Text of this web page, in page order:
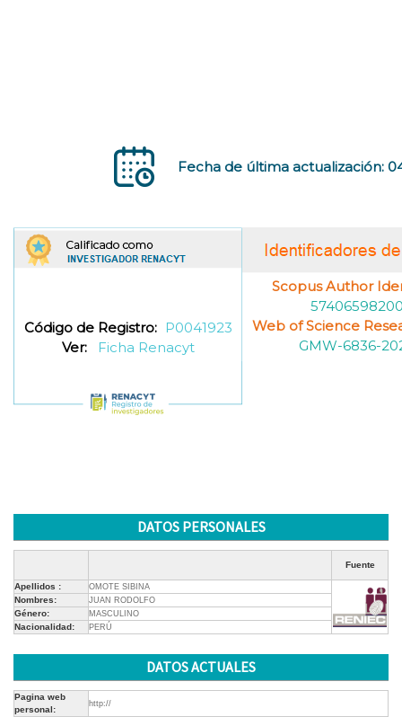
Fecha de última actualización:
Código de Registro: P0041923
Ver:
Ficha Renacyt
Scopus Author
Web of Science
GMW-6836-
DATOS PERSONALES
Fuente
Apellidos : OMOTE SIBINA
Nombres: JUAN RODOLFO
Género: MASCULINO
Nacionalidad: PERÚ
DATOS ACTUALES
Pagina web
personal:
http://